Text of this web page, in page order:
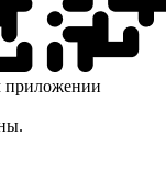
приложении